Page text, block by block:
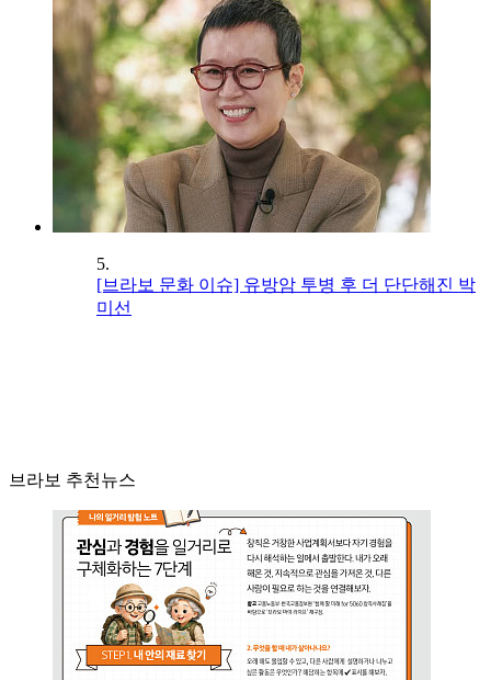
5.
[브라보 문화 이슈] 유방암 투병 후 더 단단해진 박
미선
브라보 추천뉴스